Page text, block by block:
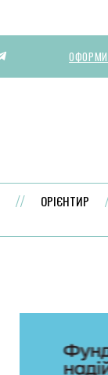
ОРІЄНТИР